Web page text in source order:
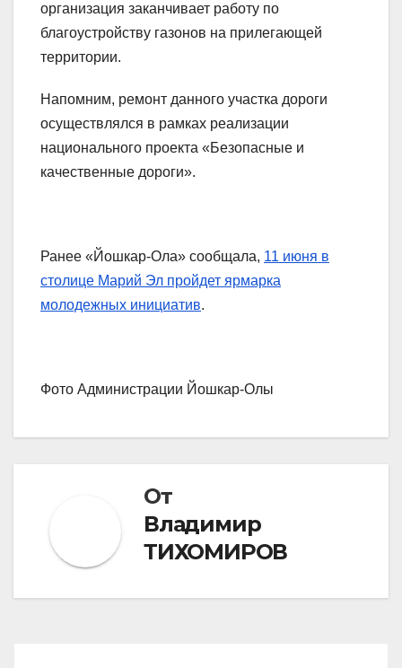
организация заканчивает работу по
благоустройству газонов на прилегающей
территории.
Напомним, ремонт данного участка дороги
осуществлялся в рамках реализации
национального проекта «Безопасные и
качественные дороги».
Ранее «Йошкар-Ола» сообщала, 11 июня в
столице Марий Эл пройдет ярмарка
молодежных инициатив.
Фото Администрации Йошкар-Олы
От
Владимир
ТИХОМИРОВ